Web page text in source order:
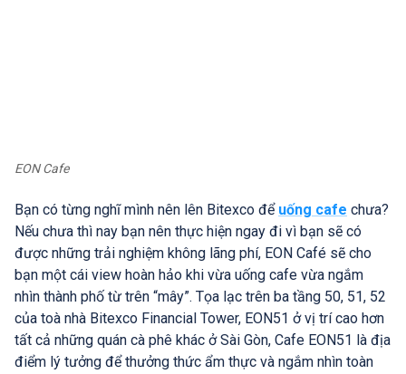
EON Cafe
Bạn có từng nghĩ mình nên lên Bitexco để uống cafe chưa?
Nếu chưa thì nay bạn nên thực hiện ngay đi vì bạn sẽ có
được những trải nghiệm không lãng phí, EON Café sẽ cho
bạn một cái view hoàn hảo khi vừa uống cafe vừa ngắm
nhìn thành phố từ trên “mây”. Tọa lạc trên ba tầng 50, 51, 52
của toà nhà Bitexco Financial Tower, EON51 ở vị trí cao hơn
tất cả những quán cà phê khác ở Sài Gòn, Cafe EON51 là địa
điểm lý tưởng để thưởng thức ẩm thực và ngắm nhìn toàn